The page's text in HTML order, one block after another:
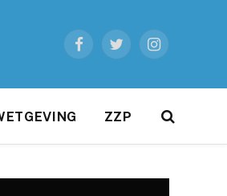
FacebookTwitterInstagram
ZZP